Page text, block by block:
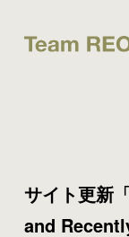
サイト更新
and